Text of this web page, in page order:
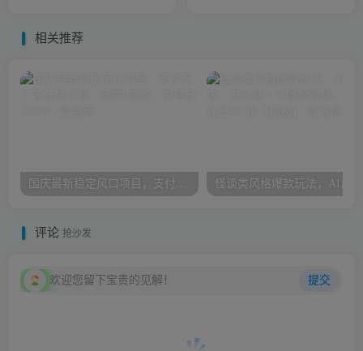
相关推荐
评论 抢沙发
欢迎您留下宝贵的见解！ 提交